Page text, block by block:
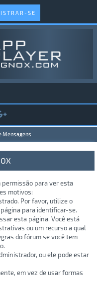
SE
Mensagens
permissão para ver esta
motivos:
Por favor, utilize o
para identificar-se.
esta página. Você está
ou um recurso a qual
do fórum se você tem
ou ele pode estar
em vez de usar formas